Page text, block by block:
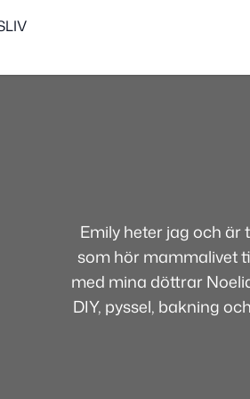
Emily heter jag och
som hör mammalivet
med mina döttrar
DIY, pyssel, bakning